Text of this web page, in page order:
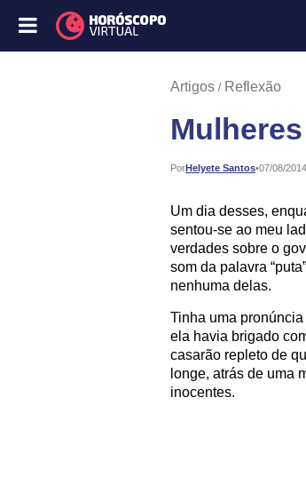
Artigos Reflexão
PorHelyete Santos•
Publicado: 07/08/
Um dia desses,
sentou-se ao meu
verdades sobre o
som da palavra
nenhuma delas.
Tinha uma
ela havia brigado
casarão repleto de
longe, atrás de uma
inocentes.